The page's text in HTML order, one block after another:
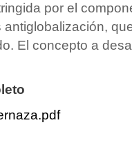
por el
El concepto a